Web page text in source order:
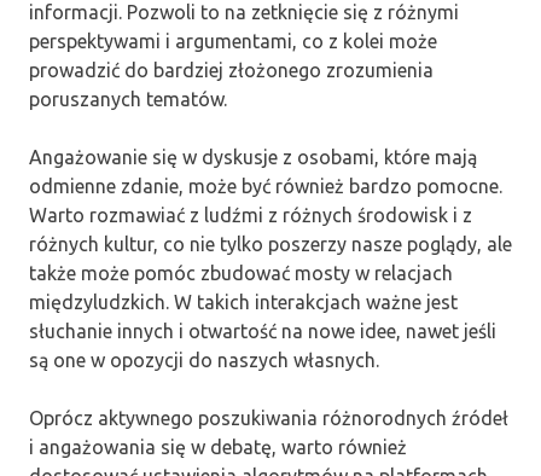
informacji. Pozwoli to na zetknięcie się z różnymi
perspektywami i argumentami, co z kolei może
prowadzić do bardziej złożonego zrozumienia
poruszanych tematów.
Angażowanie się w dyskusje z osobami, które mają
odmienne zdanie, może być również bardzo pomocne.
Warto rozmawiać z ludźmi z różnych środowisk i z
różnych kultur, co nie tylko poszerzy nasze poglądy, ale
także może pomóc zbudować mosty w relacjach
międzyludzkich. W takich interakcjach ważne jest
słuchanie innych i otwartość na nowe idee, nawet jeśli
są one w opozycji do naszych własnych.
Oprócz aktywnego poszukiwania różnorodnych źródeł
i angażowania się w debatę, warto również